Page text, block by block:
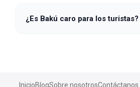
¿Es Bakú caro para los turistas?
InicioBlogSobre nosotrosContáctanos